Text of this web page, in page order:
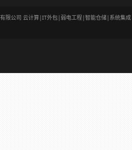
限公司 云计算|IT外包|弱电工程|智能仓储|系统集